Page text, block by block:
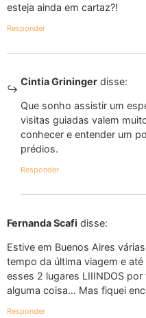
esteja ainda em cartaz?!
Responder
Cintia Grininger disse:
Que sonho assistir um
visitas guiadas valem
conhecer e entender um
prédios.
Responder
Fernanda Scafi disse:
Estive em Buenos Aires
tempo da última viagem e
esses 2 lugares LIIINDOS
alguma coisa… Mas fiquei
Responder